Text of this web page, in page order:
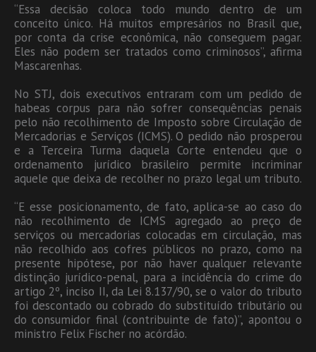
“Essa decisão coloca todo mundo dentro de um
conceito único. Há muitos empresários no Brasil que,
por conta da crise econômica, não conseguem pagar.
Eles não podem ser tratados como criminosos”, afirma
Mascarenhas.
No STJ, dois executivos entraram com um pedido de
habeas corpus para não sofrer consequências penais
pelo não recolhimento de Imposto sobre Circulação de
Mercadorias e Serviços (ICMS). O pedido não prosperou
e a Terceira Turma daquela Corte entendeu que o
ordenamento jurídico brasileiro permite incriminar
aquele que deixa de recolher no prazo legal um tributo.
“E esse posicionamento, de fato, aplica-se ao caso do
não recolhimento de ICMS agregado ao preço de
serviços ou mercadorias colocadas em circulação, mas
não recolhido aos cofres públicos no prazo, como na
presente hipótese, por não haver qualquer relevante
distinção jurídico-penal, para a incidência do crime do
artigo 2º, inciso II, da Lei 8.137/90, se o valor do tributo
foi descontado ou cobrado do substituído tributário ou
do consumidor final (contribuinte de fato)”, apontou o
ministro Felix Fischer no acórdão.